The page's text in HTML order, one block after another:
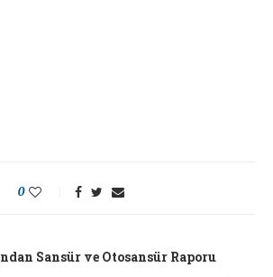
0
Sansür ve Otosansür Raporu